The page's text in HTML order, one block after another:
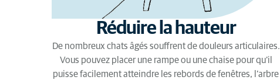
Réduire la hauteur
De nombreux chats âgés souffrent de douleurs articulaires.
Vous pouvez placer une rampe ou une chaise pour qu’il
puisse facilement atteindre les rebords de fenêtres, l’arbre